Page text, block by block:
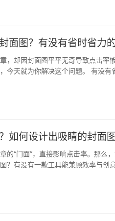
面图？有没有省时省力
，却因封面图平平无奇导致点击率
今天就为你解决这个问题。 有没有
如何设计出吸睛的封面图
的“门面”，直接影响点击率。那么
？有没有一款工具能兼顾效率与创